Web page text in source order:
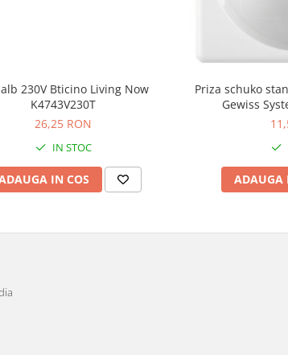
alb 230V Bticino Living Now
K4743V230T
26,25 RON
IN STOC
IN COS
Priza schuko
Gewiss
ADAUGA